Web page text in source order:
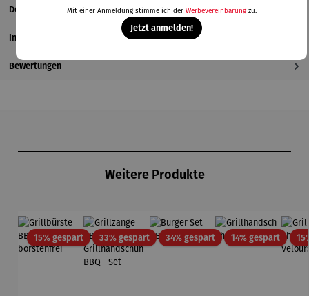
Details
Informationen zum Hersteller
Bewertungen
Weitere Produkte
15% gespartRabatt33% gespartRabatt34% gespartRabatt14% gespartRabatt
Mit einer Anmeldung stimme ich der Werbevereinbarungzu.
Jetzt anmelden!